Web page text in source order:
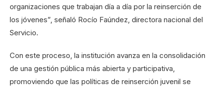
organizaciones que trabajan día a día por la reinserción de
los jóvenes”, señaló Rocío Faúndez, directora nacional del
Servicio.
Con este proceso, la institución avanza en la consolidación
de una gestión pública más abierta y participativa,
promoviendo que las políticas de reinserción juvenil se